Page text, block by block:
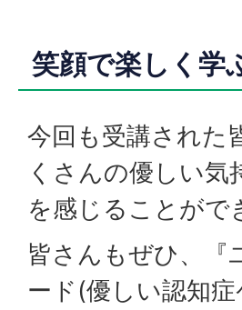
笑顔で楽しく学
今回も受講された
くさんの優しい気
を感じることがで
皆さんもぜひ、『
ード(優しい認知